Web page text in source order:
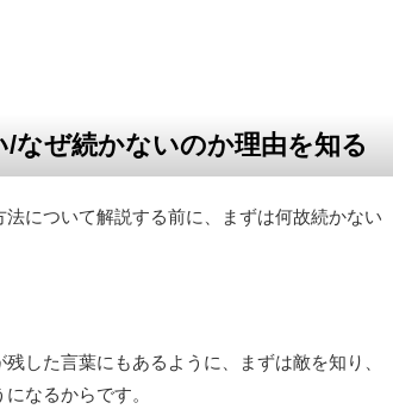
なぜ続かないのか理由を知る
について解説する前に、まずは何故続かない
した言葉にもあるように、まずは敵を知り、
なるからです。